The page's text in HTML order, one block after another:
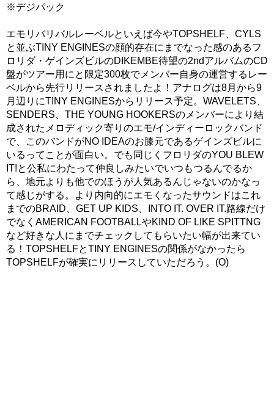
※デジパック
エモリバリバルレーベルといえば今やTOPSHELF、CYLS
と並ぶTINY ENGINESの顔的存在にまでなった感のあるフ
ロリダ・ゲインズビルのDIKEMBE待望の2ndアルバムのCD
盤がツアー用にと限定300枚でメンバー自身の運営するレー
ベルから先行リリースされましたよ！アナログは8月から9
月辺りにTINY ENGINESからリリース予定。WAVELETS、
SENDERS、THE YOUNG HOOKERSのメンバーにより結
成されたメロディック寄りのエモ/インディーロックバンド
で、このバンドがNO IDEAのお膝元であるゲインズビルに
いるってことが面白い。でも同じくフロリダのYOU BLEW
IT!と公私にわたって仲良しみたいでいつもつるんでるか
ら、地元よりも他でのほうが人気あるんじゃないのかなっ
て感じがする。より内向的にエモくなったサウンドはこれ
までのBRAID、GET UP KIDS、INTO IT. OVER IT.路線だけ
でなくAMERICAN FOOTBALLやKIND OF LIKE SPITTNG
など好きな人にまでチェックしてもらいたい幅が出来てい
る！TOPSHELFとTINY ENGINESの関係がなかったら
TOPSHELFが確実にリリースしていただろう。(O)